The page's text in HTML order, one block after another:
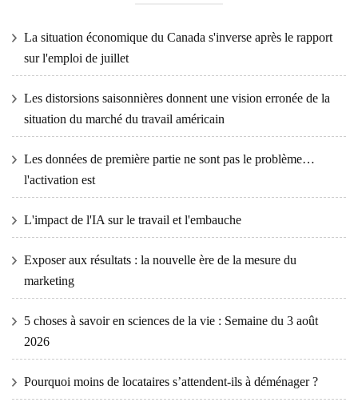
La situation économique du Canada s'inverse après le rapport
sur l'emploi de juillet
Les distorsions saisonnières donnent une vision erronée de la
situation du marché du travail américain
Les données de première partie ne sont pas le problème…
l'activation est
L'impact de l'IA sur le travail et l'embauche
Exposer aux résultats : la nouvelle ère de la mesure du
marketing
5 choses à savoir en sciences de la vie : Semaine du 3 août
2026
Pourquoi moins de locataires s’attendent-ils à déménager ?